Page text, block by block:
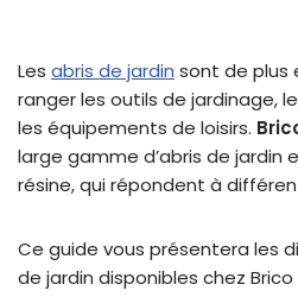
Les abris de jardin sont de plus
ranger les outils de jardinage,
les équipements de loisirs.
large gamme d’abris de jardin
résine, qui répondent à
Ce guide vous présentera les
de jardin disponibles chez